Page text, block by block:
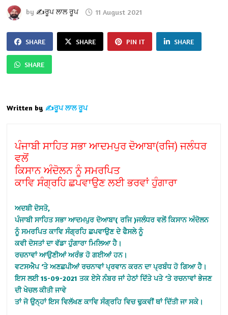
by ✍️ਰੂਪ ਲਾਲ ਰੂਪ 11 August 2021
SHARE SHARE PIN IT SHARE
SHARE
Written by ✍️ਰੂਪ ਲਾਲ ਰੂਪ
ਪੰਜਾਬੀ ਸਾਹਿਤ ਸਭਾ ਆਦਮਪੁਰ ਦੋਆਬਾ(ਰਜਿ) ਜਲੰਧਰ
ਵਲੋਂ
ਕਿਸਾਨ ਅੰਦੋਲਨ ਨੂੰ ਸਮਰਪਿਤ
ਕਾਵਿ ਸੰਗ੍ਰਹਿ ਛਪਵਾਉਣ ਲਈ ਭਰਵਾਂ ਹੁੰਗਾਰਾ
ਅਦਬੀ ਦੋਸਤੋ,
ਪੰਜਾਬੀ ਸਾਹਿਤ ਸਭਾ ਆਦਮਪੁਰ ਦੋਆਬਾ( ਰਜਿ )ਜਲੰਧਰ ਵਲੇਂ ਕਿਸਾਨ ਅੰਦੋਲਨ
ਨੂੰ ਸਮਰਪਿਤ ਕਾਵਿ ਸੰਗ੍ਰਹਿ ਛਪਵਾਉਣ ਦੇ ਫੈਸਲੇ ਨੂੰ
ਕਵੀ ਦੋਸਤਾਂ ਦਾ ਵੱਡਾ ਹੁੰਗਾਰਾ ਮਿਲਿਆ ਹੈ।
ਰਚਨਾਵਾਂ ਆਉਣੀਆਂ ਅਰੰਭ ਹੋ ਗਈਆਂ ਹਨ।
ਵਟਸਐਪ ‘ਤੇ ਅਣਛਪੀਆਂ ਰਚਨਾਵਾਂ ਪ੍ਰਵਾਨ ਕਰਨ ਦਾ ਪ੍ਰਬੰਧ ਹੋ ਗਿਆ ਹੈ।
ਇਸ ਲਈ 15-09-2021 ਤਕ ਏਸੇ ਨੰਬਰ ਜਾਂ ਹੇਠਾਂ ਦਿੱਤੇ ਪਤੇ ‘ਤੇ ਰਚਨਾਵਾਂ ਭੇਜਣ
ਦੀ ਖੇਚਲ ਕੀਤੀ ਜਾਵੇ
ਤਾਂ ਜੋ ਉਨ੍ਹਾਂ ਇਸ ਵਿਲੱਖਣ ਕਾਵਿ ਸੰਗ੍ਰਹਿ ਵਿਚ ਢੁਕਵੀਂ ਥਾਂ ਦਿੱਤੀ ਜਾ ਸਕੇ।